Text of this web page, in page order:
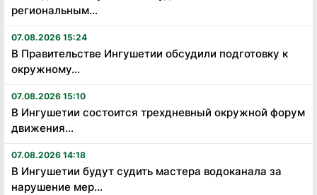
региональным...
07.08.2026 15:24
В Правительстве Ингушетии обсудили подготовку к
окружному...
07.08.2026 15:10
В Ингушетии состоится трехдневный окружной форум
движения...
07.08.2026 14:18
В Ингушетии будут судить мастера водоканала за
нарушение мер...